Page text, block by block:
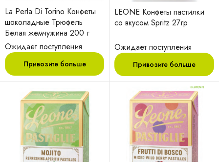
La Perla Di Torino Конфеты
шоколадные Трюфель
Белая жемчужина 200 г
Ожидает поступления
Привозите больше
LEONE Конфеты пастилки
со вкусом Spritz 27гр
Ожидает поступления
Привозите больше